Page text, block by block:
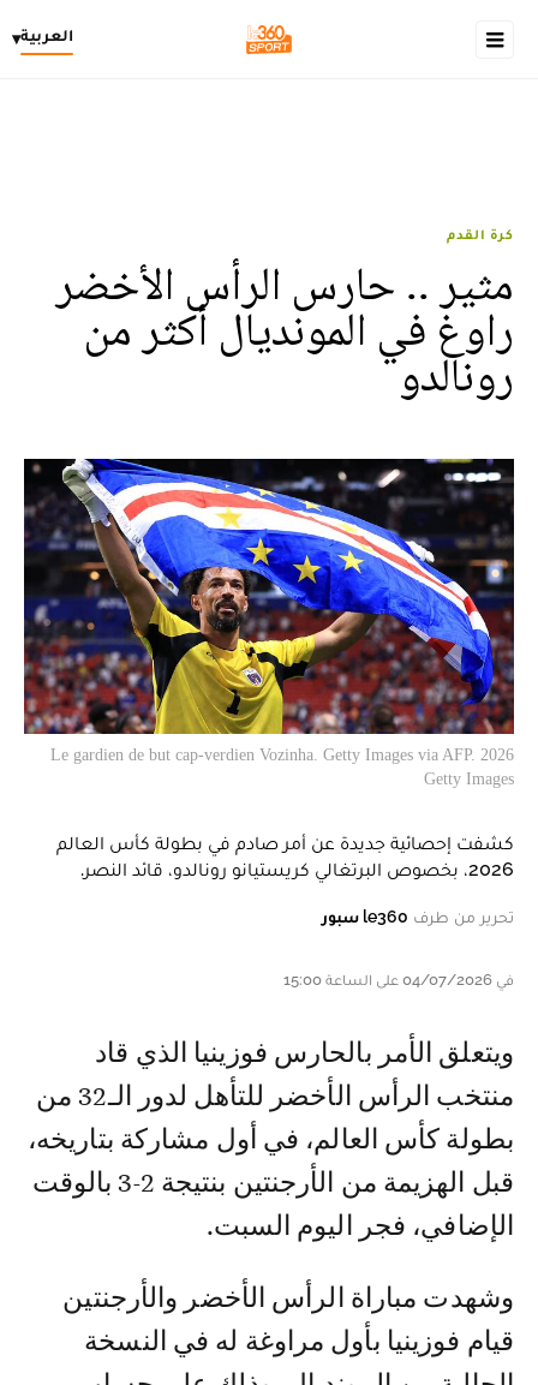
العربية▾
كرة القدم
مثير .. حارس الرأس الأخضر
راوغ في المونديال أكثر من
رونالدو
Le gardien de but cap-verdien Vozinha. Getty Images via AFP. 2026
Getty Images
كشفت إحصائية جديدة عن أمر صادم في بطولة كأس العالم
2026، بخصوص البرتغالي كريستيانو رونالدو، قائد النصر.
تحرير من طرف le360 سبور
في 04/07/2026 على الساعة 15:00
ويتعلق الأمر بالحارس فوزينيا الذي قاد
منتخب الرأس الأخضر للتأهل لدور الـ32 من
بطولة كأس العالم، في أول مشاركة بتاريخه،
قبل الهزيمة من الأرجنتين بنتيجة 2-3 بالوقت
الإضافي، فجر اليوم السبت.
وشهدت مباراة الرأس الأخضر والأرجنتين
قيام فوزينيا بأول مراوغة له في النسخة